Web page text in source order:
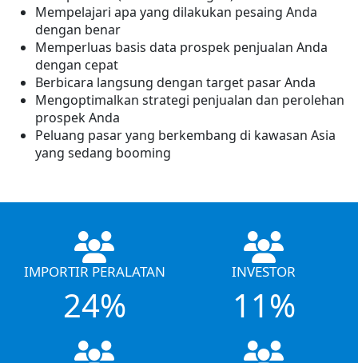
Mempelajari apa yang dilakukan pesaing Anda
dengan benar
Memperluas basis data prospek penjualan Anda
dengan cepat
Berbicara langsung dengan target pasar Anda
Mengoptimalkan strategi penjualan dan perolehan
prospek Anda
Peluang pasar yang berkembang di kawasan Asia
yang sedang booming
IMPORTIR PERALATAN
24%
INVESTOR
11%